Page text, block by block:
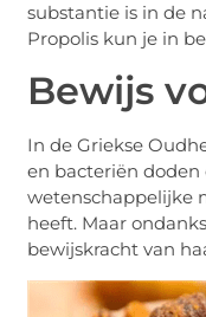
substantie is in de
Propolis kun je in
Bewijs
In de Griekse
en bacteriën
wetenschappelijke
heeft. Maar
bewijskracht van